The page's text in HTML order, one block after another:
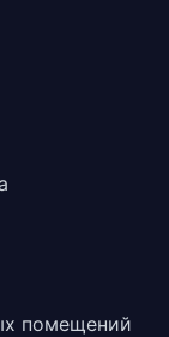
помещений